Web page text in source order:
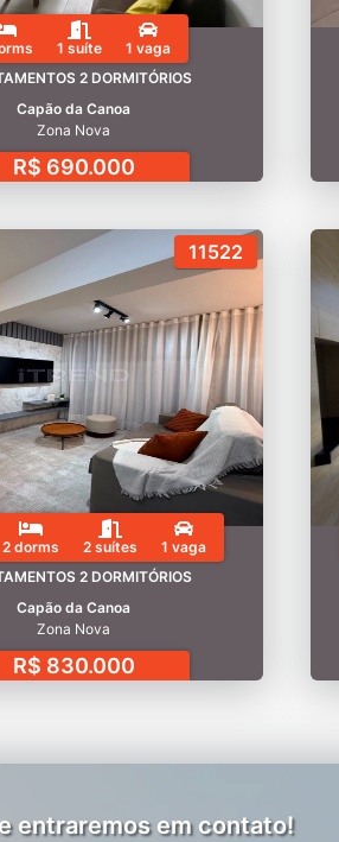
1 suíte
1 vaga
2 DORMITÓRIOS
Capão da Canoa
Zona Nova
R$ 690.000
11522
2 dorms 2 suítes
1 vaga
2 DORMITÓRIOS
Capão da Canoa
Zona Nova
R$ 830.000
entraremos em contato!